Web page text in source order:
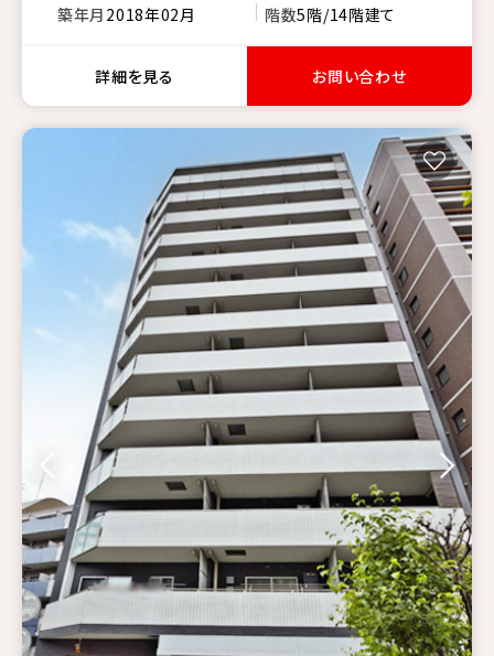
築年月 2018年02月 階数5階/14階建て
詳細を見る お問い合わせ